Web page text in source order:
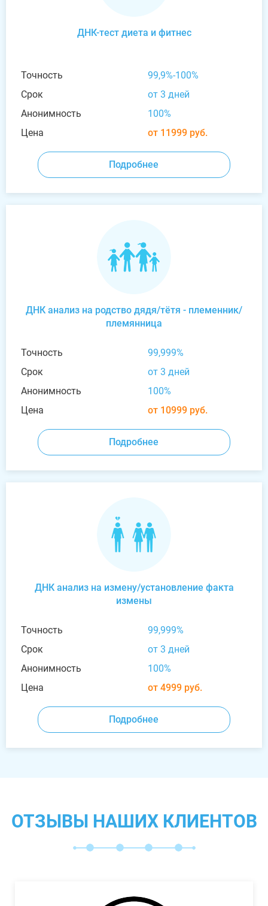
ДНК-тест диета и фитнес
Точность
99,9%-100%
Срок
от 3 дней
Анонимность
100%
Цена
от 11999 руб.
Подробнее
ДНК анализ на родство дядя/тётя - племенник/
племянница
Точность
99,999%
Срок
от 3 дней
Анонимность
100%
Цена
от 10999 руб.
Подробнее
ДНК анализ на измену/установление факта
измены
Точность
99,999%
Срок
от 3 дней
Анонимность
100%
Цена
от 4999 руб.
Подробнее
ОТЗЫВЫ НАШИХ КЛИЕНТОВ